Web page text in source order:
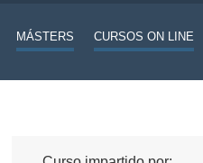
MÁSTERS CURSOS ON LINE